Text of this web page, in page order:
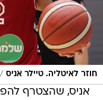
חוזר לאיטליה. טיילר אניס /
אניס, שהצטרף